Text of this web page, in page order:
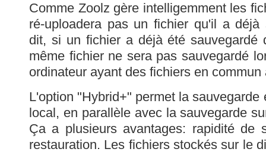
Comme Zoolz gère intelligemment les
ré-uploadera pas un fichier qu'il a déjà
dit, si un fichier a déjà été sauvegardé
même fichier ne sera pas sauvegardé
ordinateur ayant des fichiers en commun
L'option "Hybrid+" permet la sauvegarde
local, en parallèle avec la sauvegarde
Ça a plusieurs avantages: rapidité de
restauration. Les fichiers stockés sur le